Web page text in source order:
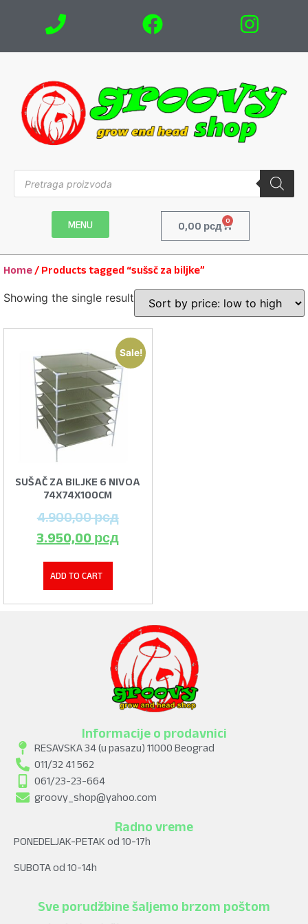
MENU 0,00 рсд 0
Home / Products tagged “sušsč za biljke”
Showing the single result
Sale!
SUŠAČ ZA BILJKE 6 NIVOA
74X74X100CM
4.900,00рсд
3.950,00 рсд
ADD TO CART
Informacije o prodavnici
RESAVSKA 34 (u pasazu) 11000 Beograd
011/32 41 562
061/23-23-664
groovy_shop@yahoo.com
Radno vreme
PONEDELJAK-PETAK od 10-17h
SUBOTA od 10-14h
Sve porudžbine šaljemo brzom poštom